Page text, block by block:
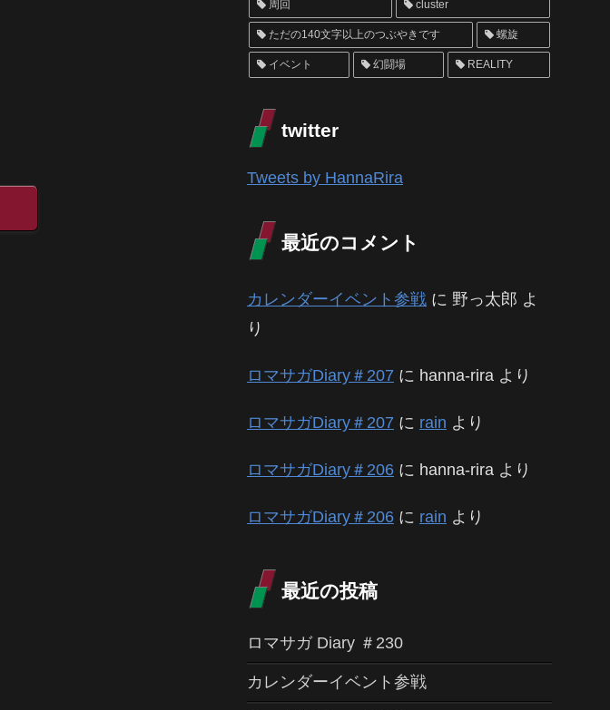
周回 cluster
ただの140文字以上のつぶやきです 螺旋
イベント 幻闘場 REALITY
twitter
Tweets by HannaRira
最近のコメント
カレンダーイベント参戦 に 野っ太郎 よ
り
ロマサガDiary＃207 に hanna-rira より
ロマサガDiary＃207 に rain より
ロマサガDiary＃206 に hanna-rira より
ロマサガDiary＃206 に rain より
最近の投稿
ロマサガ Diary ＃230
カレンダーイベント参戦